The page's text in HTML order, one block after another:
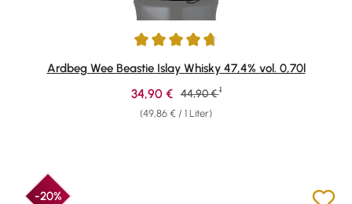
Durchschnittliche Bewertung von 4.75 von 5 Sternen
Ardbeg Wee Beastie Islay Whisky 47,4% vol. 0,70l
(49,86 € / 1 Liter)
Verkaufspreis:
34,90 € Regulärer Preis:
44,90 € 1
-20%